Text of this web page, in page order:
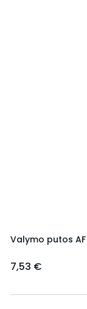
Valymo putos
7,53 €